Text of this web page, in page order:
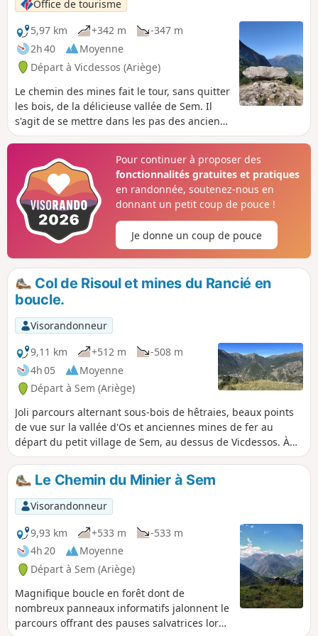
s'effectue sur une distance relativement courte. Il faudra
aussi une certaine facilité à deviner les meilleurs passages
à l'arrivée sur la partie rocheuse de la crête. De là, vous
découvrirez des panoramas exceptionnels à 360°. Le retour,
sans grande difficulté, se déroule sur GR®.
Office de tourisme
5,97 km
+342 m
-347 m
2h 40
Moyenne
Départ à Vicdessos (Ariège)
Le chemin des mines fait le tour, sans quitter
les bois, de la délicieuse vallée de Sem. Il
s'agit de se mettre dans les pas des anciens
mineurs de Rancié, sur les traces du passé.
Pour continuer à proposer des
fonctionnalités gratuites et pratiques
en randonnée, soutenez-nous en
donnant un petit coup de pouce !
Je donne un coup de pouce
Col de Risoul et mines du Rancié en
boucle.
Visorandonneur
9,11 km
+512 m
-508 m
4h 05
Moyenne
Départ à Sem (Ariège)
Joli parcours alternant sous-bois de hêtraies, beaux points
de vue sur la vallée d'Os et anciennes mines de fer au
départ du petit village de Sem, au dessus de Vicdessos. À
faire par temps sec et dégagé.
Le Chemin du Minier à Sem
Visorandonneur
9,93 km
+533 m
-533 m
4h 20
Moyenne
Départ à Sem (Ariège)
Magnifique boucle en forêt dont de
nombreux panneaux informatifs jalonnent le
parcours offrant des pauses salvatrices lors